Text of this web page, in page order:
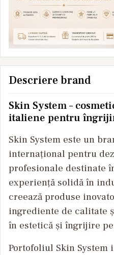
Descriere brand
Skin System –
italiene pentru
Skin System este un
internațional pentru
profesionale destinate
experiență solidă în
creează produse
ingrediente de calitate
în estetică și îngrijire
Portofoliul Skin